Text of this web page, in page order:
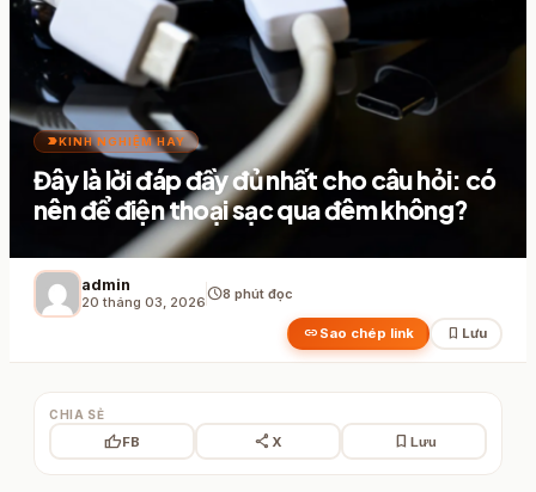
label_importantKINH NGHIỆM HAY
Đây là lời đáp đầy đủ nhất cho câu hỏi: có
nên để điện thoại sạc qua đêm không?
admin
20 tháng 03, 2026schedule8 phút đọc
link Sao chép link bookmark Lưu
CHIA SẺ
thumb_upFB share X bookmark Lưu